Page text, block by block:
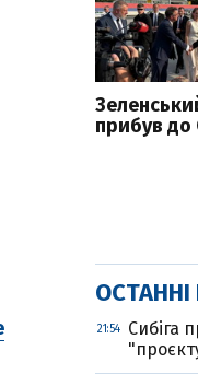
прибув до
21:54
Cибіга